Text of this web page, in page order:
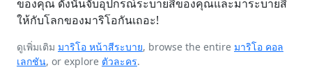
ของคุณ ดังนั้นจับอุปกรณ์ระบายสีของคุณและมาระบายสี
ให้กับโลกของมาริโอกันเถอะ!
ดูเพิ่มเติม มาริโอ หน้าสีระบาย, browse the entire มาริโอ คอล
เลกชัน, or explore ตัวละคร.